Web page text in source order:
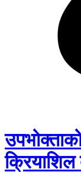
क्रियाशिल